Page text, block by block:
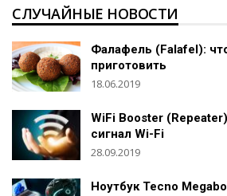
СЛУЧАЙНЫЕ НОВОСТИ
Фалафель (Falafel):
приготовить
18.06.2019
WiFi Booster
сигнал Wi-Fi
28.09.2019
Ноутбук Tecno